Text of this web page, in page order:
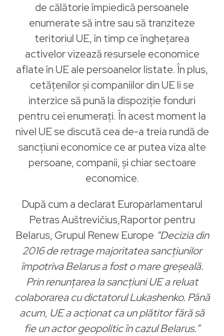
de călătorie împiedică persoanele
enumerate să intre sau să tranziteze
teritoriul UE, în timp ce înghețarea
activelor vizează resursele economice
aflate în UE ale persoanelor listate. În plus,
cetățenilor și companiilor din UE li se
interzice să pună la dispoziție fonduri
pentru cei enumerați. În acest moment la
nivel UE se discută cea de-a treia rundă de
sancțiuni economice ce ar putea viza alte
persoane, companii, și chiar sectoare
economice.
După cum a declarat Europarlamentarul
Petras Auštrevičius,Raportor pentru
Belarus, Grupul Renew Europe “Decizia din
2016 de retrage majoritatea sancțiunilor
împotriva Belarus a fost o mare greșeală.
Prin renunțarea la sancțiuni UE a reluat
colaborarea cu dictatorul Lukashenko. Până
acum, UE a acționat ca un plătitor fără să
fie un actor geopolitic în cazul Belarus.”